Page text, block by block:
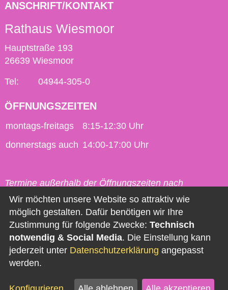
ANSCHRIFT/KONTAKT
Rathaus Wiesmoor
Hauptstraße 193
26639 Wiesmoor
Tel: 04944-305-0
ÖFFNUNGSZEITEN
montags-freitags
8:15-12:30 Uhr
donnerstags auch 14:00-17:00 Uhr
Termine außerhalb der Öffnungszeiten nach
vorheriger Vereinbarung möglich.
Kontakt
Impressum
Datenschutz
Wir möchten unsere Website so attraktiv wie
möglich gestalten. Dafür benötigen wir Ihre
Zustimmung für folgende Zwecke: Technisch
notwendig & Social Media. Die Einstellung kann
jederzeit unter Datenschutzerklärung angepasst
werden.